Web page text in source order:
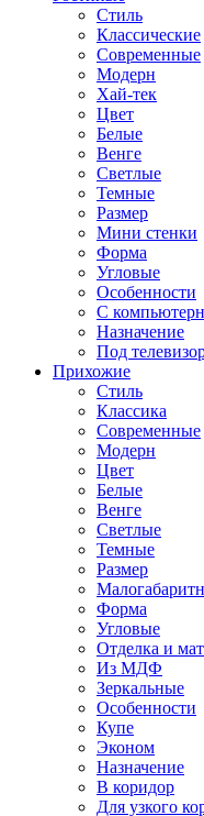
Стиль
Классические
Современные
Модерн
Хай-тек
Цвет
Белые
Венге
Светлые
Темные
Размер
Мини стенки
Форма
Угловые
Особенности
С
Назначение
Под
Прихожие
Стиль
Классика
Современные
Модерн
Цвет
Белые
Венге
Светлые
Темные
Размер
Форма
Угловые
Отделка и
Из МДФ
Зеркальные
Особенности
Купе
Эконом
Назначение
В коридор
Для узкого